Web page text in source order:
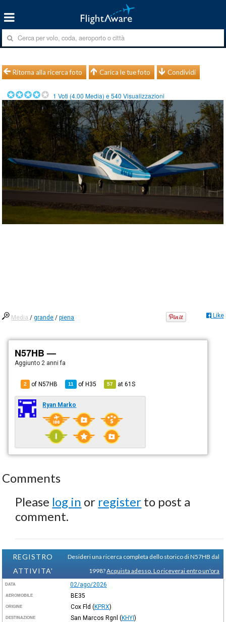
Ritorna alla ricerca foto Carica le tue foto Condividi
1 Voti (4.00 Media) e540 Visualizzazioni
Media /grande /piena Like
N57HB —
Aggiunto 2 anni fa
2 of N57HB 11 ofH35 57 at61S
Ryan Marko
Comments
Please log in or register to post a
comment.
REGISTRO
ATTIVITA'
Desideri una ricerca completa dello storico di N57HB dal
1998?Acquista adesso. Lo riceverai entro un'ora
DATA 02/ago/2026
AEROMOBILE BE35
ORIGINE Cox Fld (KPRX)
DESTINAZIONE San Marcos Rgnl (KHYI)